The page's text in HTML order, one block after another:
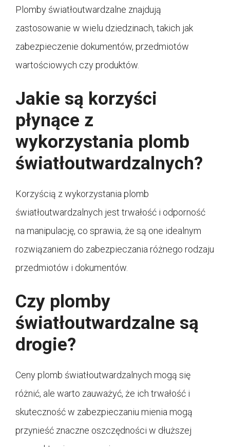
Plomby światłoutwardzalne znajdują
zastosowanie w wielu dziedzinach, takich jak
zabezpieczenie dokumentów, przedmiotów
wartościowych czy produktów.
Jakie są korzyści
płynące z
wykorzystania plomb
światłoutwardzalnych?
Korzyścią z wykorzystania plomb
światłoutwardzalnych jest trwałość i odporność
na manipulację, co sprawia, że są one idealnym
rozwiązaniem do zabezpieczania różnego rodzaju
przedmiotów i dokumentów.
Czy plomby
światłoutwardzalne są
drogie?
Ceny plomb światłoutwardzalnych mogą się
różnić, ale warto zauważyć, że ich trwałość i
skuteczność w zabezpieczaniu mienia mogą
przynieść znaczne oszczędności w dłuższej